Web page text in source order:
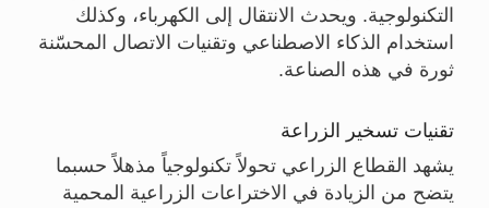
التكنولوجية. ويحدث الانتقال إلى الكهرباء، وكذلك
استخدام الذكاء الاصطناعي وتقنيات الاتصال المحسّنة
ثورة في هذه الصناعة.
تقنيات تسخير الزراعة
يشهد القطاع الزراعي تحولاً تكنولوجياً مذهلاً حسبما
يتضح من الزيادة في الاختراعات الزراعية المحمية